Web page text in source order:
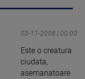
03-11-2008 | 00:00
Este o creatura
ciudata,
asemanatoare